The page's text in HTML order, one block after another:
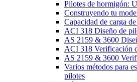
Pilotes de hormigón:
Construyendo tu
Capacidad de carga
ACI 318 Diseño de
AS 2159 & 3600
ACI 318 Verificación
AS 2159 & 3600
Varios métodos para
pilotes